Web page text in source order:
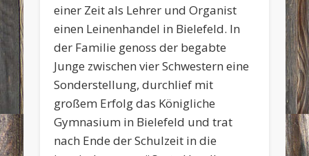
einer Zeit als Lehrer und Organist
einen Leinenhandel in Bielefeld. In
der Familie genoss der begabte
Junge zwischen vier Schwestern eine
Sonderstellung, durchlief mit
großem Erfolg das Königliche
Gymnasium in Bielefeld und trat
nach Ende der Schulzeit in die